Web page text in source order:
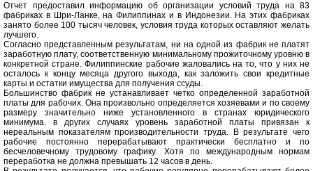
Отчет предоставил информацию об организации условий труда на 83
фабриках в Шри-Ланке, на Филиппинах и в Индонезии. На этих фабриках
занято более 100 тысяч человек, условия труда которых оставляют желать
лучшего.
Согласно представленным результатам, ни на одной из фабрик не платят
заработную плату, соответственную минимальному прожиточному уровню в
конкретной стране. Филиппинские рабочие жаловались на то, что у них не
осталось к концу месяца другого выхода, как заложить свои кредитные
карты и остатки имущества для получения ссуды.
Большинство фабрик не устанавливает четко определенной заработной
платы для рабочих. Она произвольно определяется хозяевами и по своему
размеру значительно ниже установленного в странах юридического
минимума. в других случаях уровень заработной платы привязан к
нереальным показателям производительности труда. В результате чего
рабочие постоянно перерабатывают практически бесплатно и по
бесчеловечному трудовому графику. Хотя по международным нормам
переработка не должна превышать 12 часов в день.